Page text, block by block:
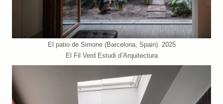
El patio de Simone (Barcelona, Spain). 2025
El Fil Verd Estudi d’Arquitectura